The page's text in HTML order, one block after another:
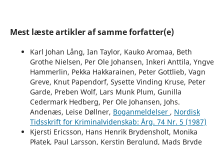
Mest læste artikler af samme forfatter(e)
Karl Johan Lång, Ian Taylor, Kauko Aromaa, Beth
Grothe Nielsen, Per Ole Johansen, Inkeri Anttila, Yngve
Hammerlin, Pekka Hakkarainen, Peter Gottlieb, Vagn
Greve, Knut Papendorf, Sysette Vinding Kruse, Peter
Garde, Preben Wolf, Lars Munk Plum, Gunilla
Cedermark Hedberg, Per Ole Johansen, Johs.
Andenæs, Leise Døllner, Boganmeldelser , Nordisk
Tidsskrift for Kriminalvidenskab: Årg. 74 Nr. 5 (1987)
Kjersti Ericsson, Hans Henrik Brydensholt, Monika
Płatek, Paul Larsson, Kerstin Berglund, Mads Bryde